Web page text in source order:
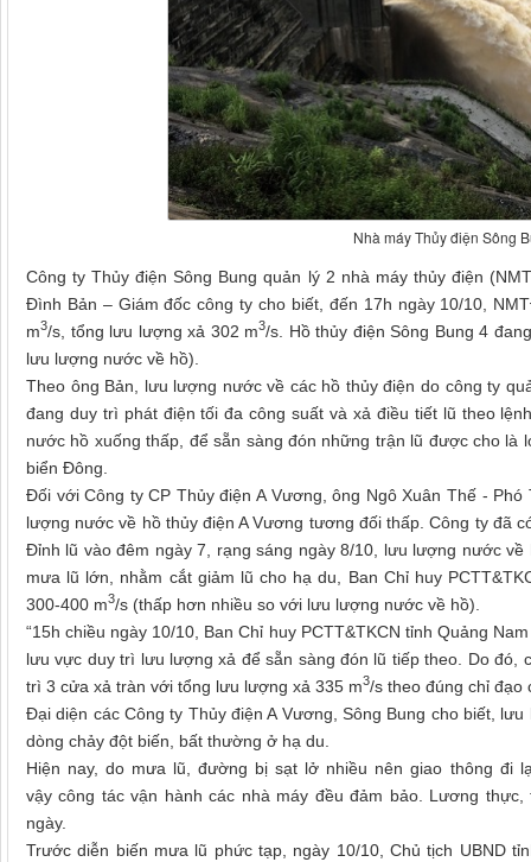
Nhà máy Thủy điện Sông
Công ty Thủy điện Sông Bung quản lý 2 nhà máy thủy điện
Đình Bản – Giám đốc công ty cho biết, đến 17h ngày 10/10,
m3/s, tổng lưu lượng xả 302 m3/s. Hồ thủy điện Sông Bung 4
lưu lượng nước về hồ).
Theo ông Bản, lưu lượng nước về các hồ thủy điện do công ty
đang duy trì phát điện tối đa công suất và xả điều tiết lũ theo
nước hồ xuống thấp, để sẵn sàng đón những trận lũ được cho
biển Đông.
Đối với Công ty CP Thủy điện A Vương, ông Ngô Xuân Thế -
lượng nước về hồ thủy điện A Vương tương đối thấp. Công ty đã
Đỉnh lũ vào đêm ngày 7, rạng sáng ngày 8/10, lưu lượng nước về
mưa lũ lớn, nhằm cắt giảm lũ cho hạ du, Ban Chỉ huy
300-400 m3/s (thấp hơn nhiều so với lưu lượng nước về hồ).
“15h chiều ngày 10/10, Ban Chỉ huy PCTT&TKCN tỉnh Quảng
lưu vực duy trì lưu lượng xả để sẵn sàng đón lũ tiếp theo. Do đó,
trì 3 cửa xả tràn với tổng lưu lượng xả 335 m3/s theo đúng chỉ đạo
Đại diện các Công ty Thủy điện A Vương, Sông Bung cho biết,
dòng chảy đột biến, bất thường ở hạ du.
Hiện nay, do mưa lũ, đường bị sạt lở nhiều nên giao thông đi
vậy công tác vận hành các nhà máy đều đảm bảo. Lương
ngày.
Trước diễn biến mưa lũ phức tạp, ngày 10/10, Chủ tịch UBND